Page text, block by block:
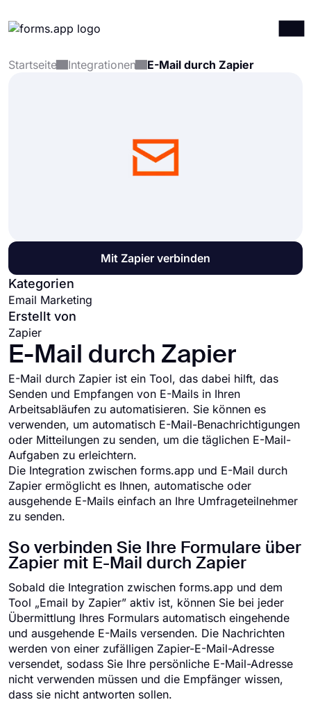
Produkte
Startseite Integrationen E-Mail durch Zapier
Mit Zapier verbinden
Kategorien
Email Marketing
Erstellt von
Zapier
E-Mail durch Zapier
E-Mail durch Zapier ist ein Tool, das dabei hilft, das
Senden und Empfangen von E-Mails in Ihren
Arbeitsabläufen zu automatisieren. Sie können es
verwenden, um automatisch E-Mail-Benachrichtigungen
oder Mitteilungen zu senden, um die täglichen E-Mail-
Aufgaben zu erleichtern.
Die Integration zwischen forms.app und E-Mail durch
Zapier ermöglicht es Ihnen, automatische oder
ausgehende E-Mails einfach an Ihre Umfrageteilnehmer
zu senden.
So verbinden Sie Ihre Formulare über
Zapier mit E-Mail durch Zapier
Sobald die Integration zwischen forms.app und dem
Tool „Email by Zapier” aktiv ist, können Sie bei jeder
Übermittlung Ihres Formulars automatisch eingehende
und ausgehende E-Mails versenden. Die Nachrichten
werden von einer zufälligen Zapier-E-Mail-Adresse
versendet, sodass Sie Ihre persönliche E-Mail-Adresse
nicht verwenden müssen und die Empfänger wissen,
dass sie nicht antworten sollen.